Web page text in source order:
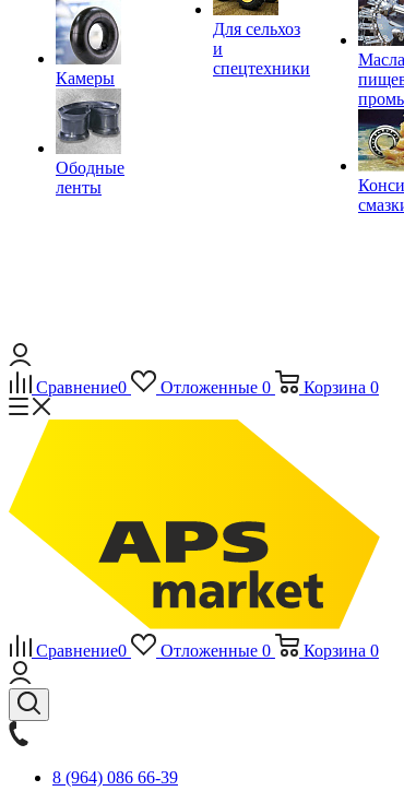
Камеры
Ободные
ленты
Для сельхоз
и
спецтехники
Сравнение0 Отложенные 0 Корзина 0
Сравнение0 Отложенные 0 Корзина 0
8 (964) 086 66-39